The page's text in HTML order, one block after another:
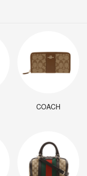
COACH